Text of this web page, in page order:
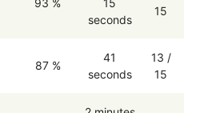
seconds
15
87 %
41
seconds
13 /
15